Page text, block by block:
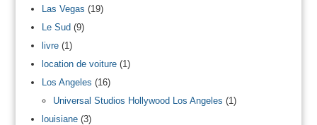
Las Vegas (19)
Le Sud(9)
livre(1)
location de voiture(1)
Los Angeles (16)
Universal Studios Hollywood Los Angeles (1)
louisiane(3)